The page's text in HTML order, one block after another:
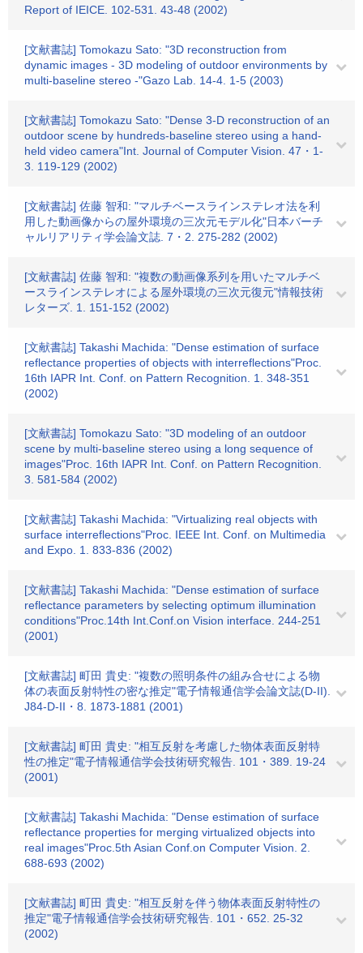
Report of IEICE. 102-531. 43-48 (2002)
[文献書誌] Tomokazu Sato: "3D reconstruction from
dynamic images - 3D modeling of outdoor environments by
multi-baseline stereo -"Gazo Lab. 14-4. 1-5 (2003)
[文献書誌] Tomokazu Sato: "Dense 3-D reconstruction of an
outdoor scene by hundreds-baseline stereo using a hand-
held video camera"Int. Journal of Computer Vision. 47・1-
3. 119-129 (2002)
[文献書誌] 佐藤 智和: "マルチベースラインステレオ法を利
用した動画像からの屋外環境の三次元モデル化"日本バーチ
ャルリアリティ学会論文誌. 7・2. 275-282 (2002)
[文献書誌] 佐藤 智和: "複数の動画像系列を用いたマルチベ
ースラインステレオによる屋外環境の三次元復元"情報技術
レターズ. 1. 151-152 (2002)
[文献書誌] Takashi Machida: "Dense estimation of surface
reflectance properties of objects with interreflections"Proc.
16th IAPR Int. Conf. on Pattern Recognition. 1. 348-351
(2002)
[文献書誌] Tomokazu Sato: "3D modeling of an outdoor
scene by multi-baseline stereo using a long sequence of
images"Proc. 16th IAPR Int. Conf. on Pattern Recognition.
3. 581-584 (2002)
[文献書誌] Takashi Machida: "Virtualizing real objects with
surface interreflections"Proc. IEEE Int. Conf. on Multimedia
and Expo. 1. 833-836 (2002)
[文献書誌] Takashi Machida: "Dense estimation of surface
reflectance parameters by selecting optimum illumination
conditions"Proc.14th Int.Conf.on Vision interface. 244-251
(2001)
[文献書誌] 町田 貴史: "複数の照明条件の組み合せによる物
体の表面反射特性の密な推定"電子情報通信学会論文誌(D-II).
J84-D-II・8. 1873-1881 (2001)
[文献書誌] 町田 貴史: "相互反射を考慮した物体表面反射特
性の推定"電子情報通信学会技術研究報告. 101・389. 19-24
(2001)
[文献書誌] Takashi Machida: "Dense estimation of surface
reflectance properties for merging virtualized objects into
real images"Proc.5th Asian Conf.on Computer Vision. 2.
688-693 (2002)
[文献書誌] 町田 貴史: "相互反射を伴う物体表面反射特性の
推定"電子情報通信学会技術研究報告. 101・652. 25-32
(2002)